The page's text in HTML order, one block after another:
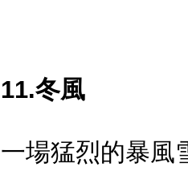
11.冬風
一場猛烈的暴風